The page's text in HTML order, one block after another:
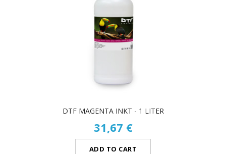
DTF MAGENTA INKT - 1 LITER
31,67 €
ADD TO CART